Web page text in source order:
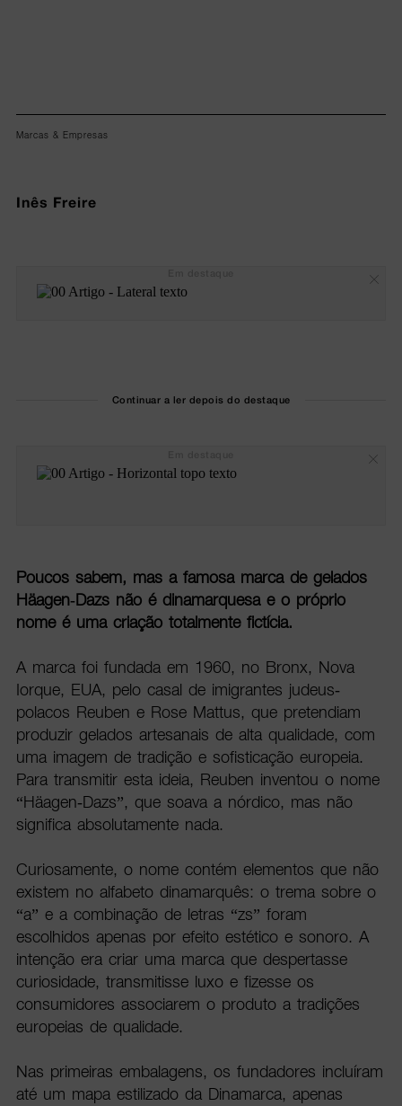
Marcas & Empresas
Inês Freire
Continuar a ler depois do destaque
Poucos sabem, mas a famosa marca de gelados
Häagen-Dazs não é dinamarquesa e o próprio
nome é uma criação totalmente fictícia.
A marca foi fundada em 1960, no Bronx, Nova
Iorque, EUA, pelo casal de imigrantes judeus-
polacos Reuben e Rose Mattus, que pretendiam
produzir gelados artesanais de alta qualidade, com
uma imagem de tradição e sofisticação europeia.
Para transmitir esta ideia, Reuben inventou o nome
“Häagen-Dazs”, que soava a nórdico, mas não
significa absolutamente nada.
Curiosamente, o nome contém elementos que não
existem no alfabeto dinamarquês: o trema sobre o
“a” e a combinação de letras “zs” foram
escolhidos apenas por efeito estético e sonoro. A
intenção era criar uma marca que despertasse
curiosidade, transmitisse luxo e fizesse os
consumidores associarem o produto a tradições
europeias de qualidade.
Nas primeiras embalagens, os fundadores incluíram
até um mapa estilizado da Dinamarca, apenas